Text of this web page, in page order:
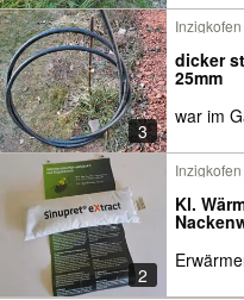
3
Inzigkofen
dicker
25mm
war im
2
Inzigkofen
Kl.